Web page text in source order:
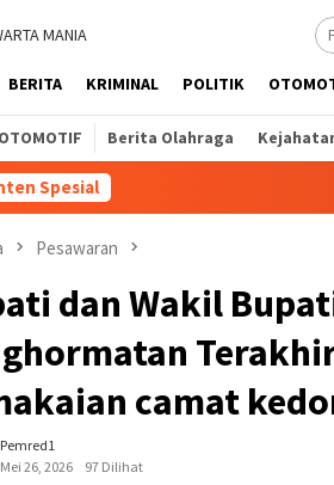
BERITA KRIMINAL POLITIK
Berita Olahraga
Spesial
Pesawaran
dan Wakil
camat
Pemred1
Mei 26, 2026
97 Dilihat